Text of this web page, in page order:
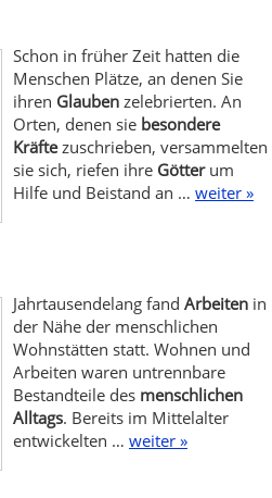
Schon in früher Zeit hatten die
Menschen Plätze, an denen Sie
ihren Glauben zelebrierten. An
Orten, denen sie besondere
Kräftezuschrieben, versammelten
sie sich, riefen ihre Götterum
Hilfe und Beistand an … weiter »
Jahrtausendelang fand Arbeiten in
der Nähe der menschlichen
Wohnstätten statt. Wohnen und
Arbeiten waren untrennbare
Bestandteile des menschlichen
Alltags. Bereits im Mittelalter
entwickelten … weiter »